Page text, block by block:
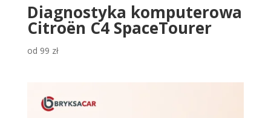
Diagnostyka komputerowa
Citroën C4 SpaceTourer
od 99 zł